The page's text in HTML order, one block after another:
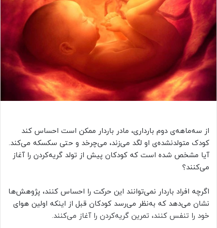
از سه‌ماهه‌ی دوم بارداری، مادر باردار ممکن است احساس کند
کودک متولدنشده‌ی او لگد می‌زند، می‌چرخد و حتی سکسکه می‌کند.
آیا مشخص شده است که کودکان پیش از تولد گریه‌کردن را آغاز
می‌کنند؟
اگرچه افراد باردار نمی‌توانند این حرکت را احساس کنند، پژوهش‌ها
نشان می‌دهد که به‌نظر می‌رسد کودکان قبل از اینکه اولین هوای
خود را تنفس کنند، تمرین گریه‌کردن را آغاز می‌کنند.